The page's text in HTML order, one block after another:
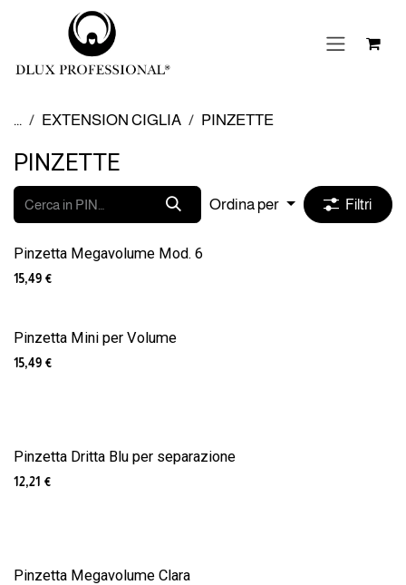
Passa al contenuto
... EXTENSION CIGLIA PINZETTE
PINZETTE
Ordina per Filtri
Esaurito
Pinzetta Megavolume Mod. 6
15,49 €
Pinzetta Mini per Volume
15,49 €
Pinzetta Dritta Blu per separazione
12,21 €
Pinzetta Megavolume Clara